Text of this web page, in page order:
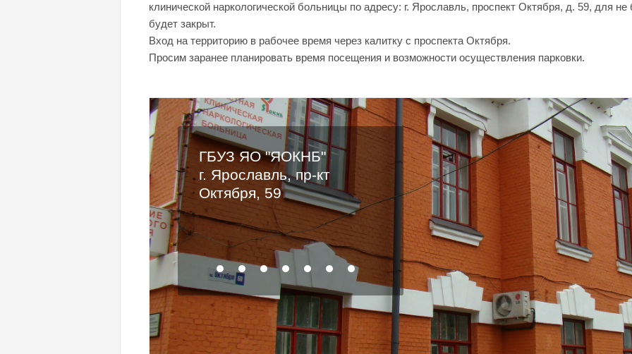
клинической наркологической больницы по адресу: г. Ярославль, проспект Октября, д. 59, для не
будет закрыт.
Вход на территорию в рабочее время через калитку с проспекта Октября.
Просим заранее планировать время посещения и возможности осуществления парковки.
ГБУЗ ЯО "ЯОКНБ"
г. Ярославль, пр-кт
Октября, 59